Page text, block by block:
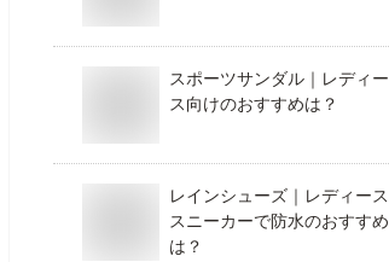
スポーツサンダル｜レディー
ス向けのおすすめは？
レインシューズ｜レディース
スニーカーで防水のおすすめ
は？